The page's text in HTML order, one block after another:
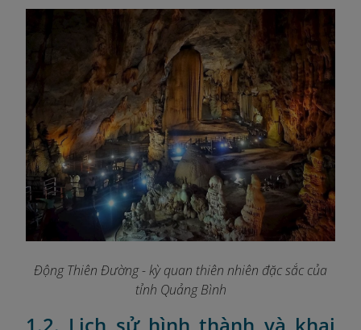
Động Thiên Đường - kỳ quan thiên nhiên đặc sắc của
tỉnh Quảng Bình